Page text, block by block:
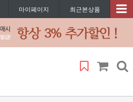
마이페이지 최근본상품